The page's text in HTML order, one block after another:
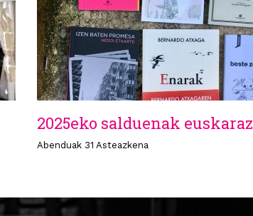
2025eko salduenak euskaraz
Abenduak 31 Asteazkena